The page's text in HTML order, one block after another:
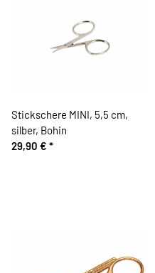
Stickschere MINI, 5,5 cm,
silber, Bohin
29,90 € *